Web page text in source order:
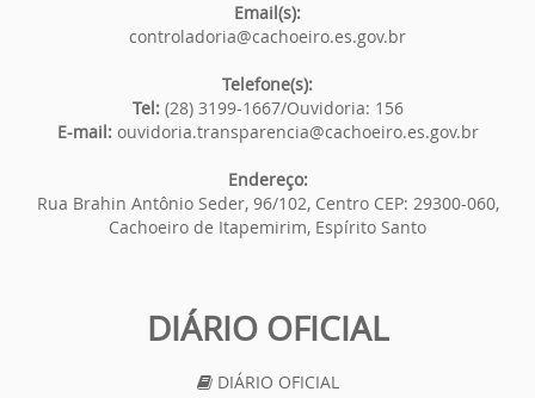
Email(s):
controladoria@cachoeiro.es.gov.br
Telefone(s):
Tel: (28) 3199-1667/Ouvidoria: 156
E-mail: ouvidoria.transparencia@cachoeiro.es.gov.br
Endereço:
Rua Brahin Antônio Seder, 96/102, Centro CEP: 29300-060,
Cachoeiro de Itapemirim, Espírito Santo
DIÁRIO OFICIAL
DIÁRIO OFICIAL